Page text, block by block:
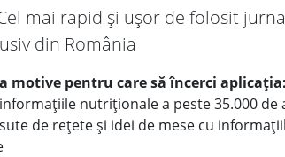
mai rapid și ușor de folosit
din România
motive pentru care să încerci aplicația:
nutriționale a peste 35.000 de
de rețete și idei de mese cu